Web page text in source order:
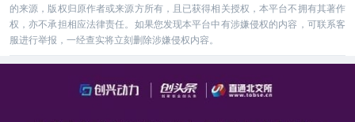
的来源，版权归原作者或来源方所有，且已获得相关授权，本平台不拥有其著作
权，亦不承担相应法律责任。如果您发现本平台中有涉嫌侵权的内容，可联系客
服进行举报，一经查实将立刻删除涉嫌侵权内容。